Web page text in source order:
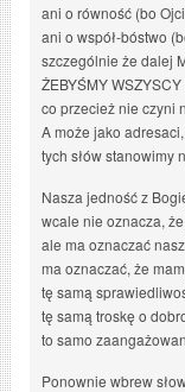
ani o równość (bo
ani o współ-bóstwo
szczególnie że dalej
ŻEBYŚMY
co przecież nie czyni
A może jako
tych słów stanowimy
Nasza jedność z
wcale nie oznacza,
ale ma oznaczać
ma oznaczać, że
tę samą
tę samą troskę o
to samo
Ponownie wbrew